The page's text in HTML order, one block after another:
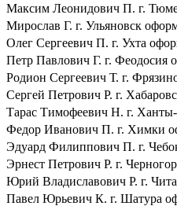
Максим Леонидович П. г.
Мирослав Г. г. Ульяновск
Олег Сергеевич П. г. Ухта
Петр Павлович Г. г. Феодосия
Родион Сергеевич Т. г.
Сергей Петрович Р. г.
Тарас Тимофеевич Н. г.
Федор Иванович П. г. Химки
Эдуард Филиппович П. г.
Эрнест Петрович Р. г.
Юрий Владиславович Р. г.
Павел Юрьевич К. г. Шатура